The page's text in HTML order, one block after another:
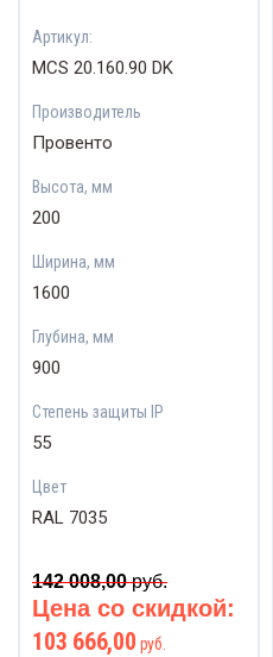
Артикул:
MCS 20.160.90 DK
Производитель
Провенто
Высота, мм
200
Ширина, мм
1600
Глубина, мм
900
Степень защиты IP
55
Цвет
RAL 7035
142 008,00руб.
Цена со скидкой:
103 666,00 руб.